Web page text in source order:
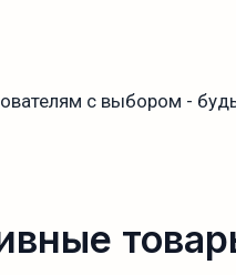
с выбором -